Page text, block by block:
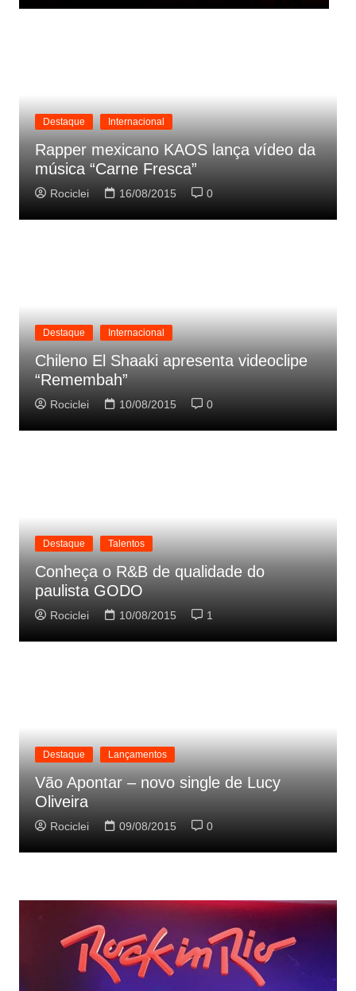
Destaque Internacional
Rapper mexicano KAOS lança vídeo da
música “Carne Fresca”
Rociclei 16/08/2015 0
Destaque Internacional
Chileno El Shaaki apresenta videoclipe
“Remembah”
Rociclei 10/08/2015 0
Destaque Talentos
Conheça o R&B de qualidade do
paulista GODO
Rociclei 10/08/2015 1
Destaque Lançamentos
Vão Apontar – novo single de Lucy
Oliveira
Rociclei 09/08/2015 0